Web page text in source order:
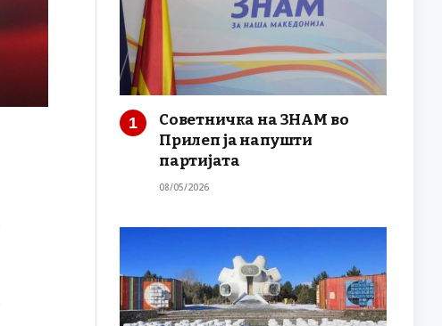
Советничка на ЗНАМ во
Прилеп ја напушти
партијата
08/05/2026